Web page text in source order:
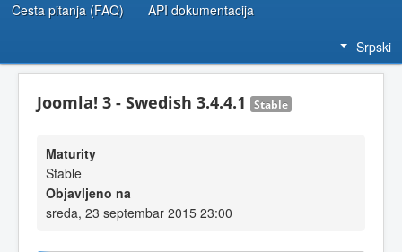
Česta pitanja (FAQ) API dokumentacija
Srpski
Joomla! 3 - Swedish 3.4.4.1 Stable
Maturity
Stable
Objavljeno na
sreda, 23 septembar 2015 23:00